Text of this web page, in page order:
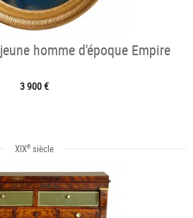
homme d'époque Empire
3 900 €
XIXe siècle